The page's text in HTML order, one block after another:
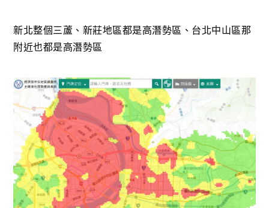
新北整個三蘆、新莊地區都是高潛勢區、台北中山區那
附近也都是高潛勢區